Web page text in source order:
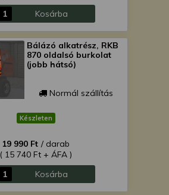
Kosárba
Bálázó alkatrész, RKB
870 oldalsó burkolat
(jobb hátsó)
Normál szállítás
Készleten
19 990 Ft / darab
( 15 740 Ft + ÁFA )
Kosárba